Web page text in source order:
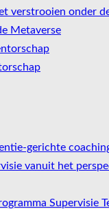
verstrooien onder
Metaverse
gerichte
vanuit het
Supervisie